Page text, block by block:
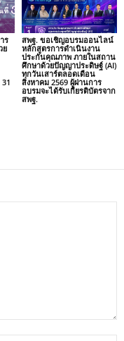
ร
ย
สพฐ. ขอเชิญอบรมออนไลน์
หลักสูตรการดำเนินงาน
ประกันคุณภาพ ภายในสถาน
ศึกษาด้วยปัญญาประดิษฐ์ (AI)
ทุกวันเสาร์ตลอดเดือน
สิงหาคม 2569 ผู้ผ่านการ
อบรมจะได้รับเกียรติบัตรจาก
สพฐ.